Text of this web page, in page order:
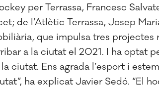
per Terrassa, Francesc
de l’Atlètic Terrassa, Josep
que impulsa tres
a la ciutat el 2021. I ha optat
ciutat. Ens agrada l’esport i
ha explicat Javier Sedó. “El